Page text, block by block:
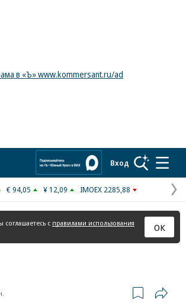
в «Ъ» www.kommersant.ru/ad
Вход
€ 94,05 ¥ 12,09 IMOEX 2285,88
соглашаетесь с правилами использования
ОК